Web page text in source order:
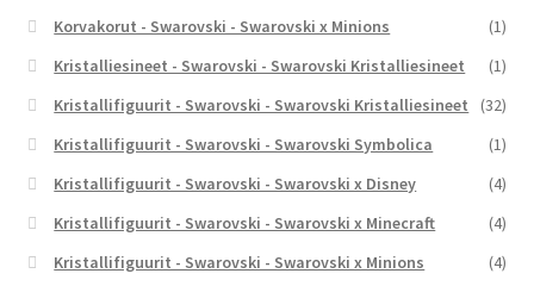
Korvakorut - Swarovski - Swarovski x Minions
(1)
Kristalliesineet - Swarovski - Swarovski Kristalliesineet
(1)
Kristallifiguurit - Swarovski - Swarovski Kristalliesineet
(32)
Kristallifiguurit - Swarovski - Swarovski Symbolica
(1)
Kristallifiguurit - Swarovski - Swarovski x Disney
(4)
Kristallifiguurit - Swarovski - Swarovski x Minecraft
(4)
Kristallifiguurit - Swarovski - Swarovski x Minions
(4)